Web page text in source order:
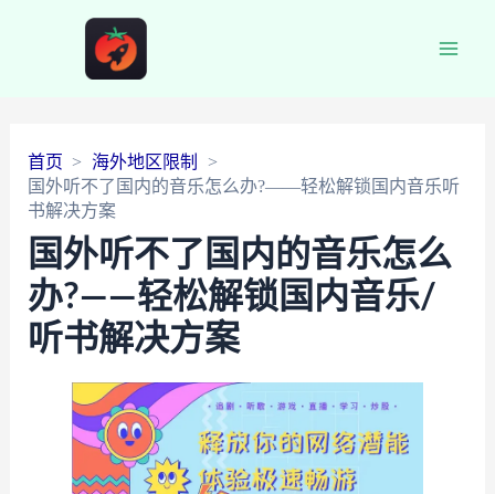
首页
海外地区限制
国外听不了国内的音乐怎么办?——轻松解锁国内音乐听
书解决方案
国外听不了国内的音乐怎么
办?——轻松解锁国内音乐/
听书解决方案